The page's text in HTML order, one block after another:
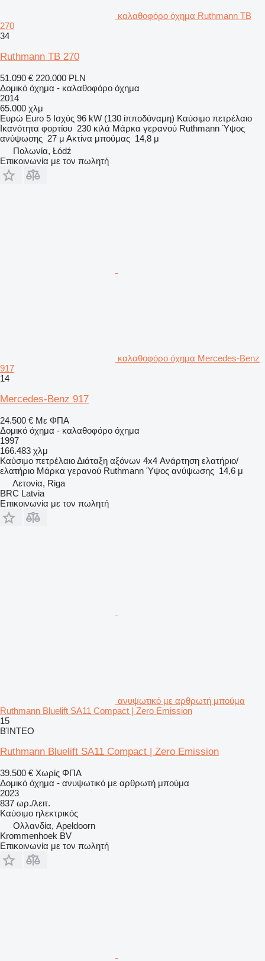
καλαθοφόρο όχημα Ruthmann TB
270
34
Ruthmann TB 270
51.090 € 220.000 PLN
Δομικό όχημα - καλαθοφόρο όχημα
2014
65.000 χλμ
Ευρώ Euro 5 Ισχύς 96 kW (130 ίπποδύναμη) Καύσιμο πετρέλαιο
Ικανότητα φορτίου 230 κιλά Μάρκα γερανού Ruthmann Ύψος
ανύψωσης 27 μ Ακτίνα μπούμας 14,8 μ
Πολωνία, Łódź
Επικοινωνία με τον πωλητή
καλαθοφόρο όχημα Mercedes-Benz
917
14
Mercedes-Benz 917
24.500 € Με ΦΠΑ
Δομικό όχημα - καλαθοφόρο όχημα
1997
166.483 χλμ
Καύσιμο πετρέλαιοΔιάταξη αξόνων 4x4 Ανάρτηση ελατήριο/
ελατήριο Μάρκα γερανού Ruthmann Ύψος ανύψωσης 14,6 μ
Λετονία, Riga
BRC Latvia
Επικοινωνία με τον πωλητή
ανυψωτικό με αρθρωτή μπούμα
Ruthmann Bluelift SA11 Compact | Zero Emission
15
ΒΊΝΤΕΟ
Ruthmann Bluelift SA11 Compact | Zero Emission
39.500 € Χωρίς ΦΠΑ
Δομικό όχημα - ανυψωτικό με αρθρωτή μπούμα
2023
837 ωρ./λειτ.
Καύσιμο ηλεκτρικός
Ολλανδία, Apeldoorn
Krommenhoek BV
Επικοινωνία με τον πωλητή